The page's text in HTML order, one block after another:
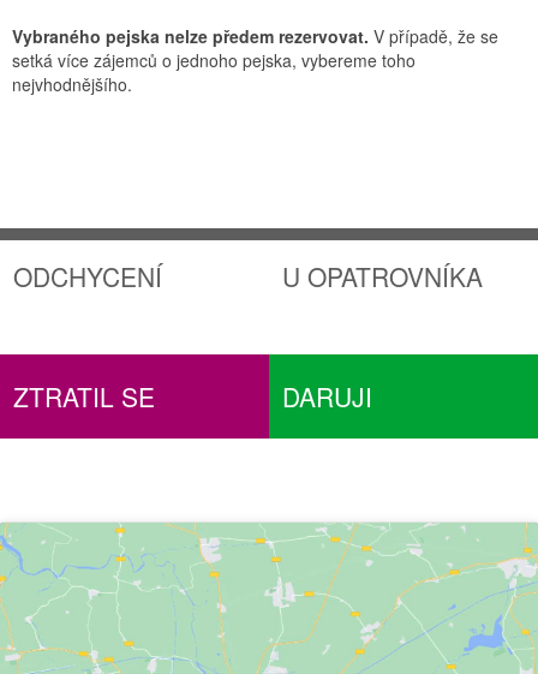
Vybraného pejska nelze předem rezervovat. V případě, že se
setká více zájemců o jednoho pejska, vybereme toho
nejvhodnějšího.
ODCHYCENÍ U OPATROVNÍKA
ZTRATIL SE DARUJI